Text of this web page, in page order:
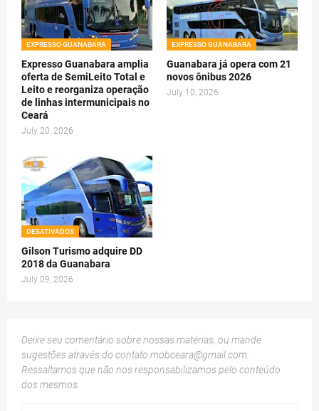
EXPRESSO GUANABARA
Expresso Guanabara amplia
oferta de SemiLeito Total e
Leito e reorganiza operação
de linhas intermunicipais no
Ceará
July 20, 2026
EXPRESSO GUANABARA
Guanabara já opera com 21
novos ônibus 2026
July 10, 2026
DESATIVADOS
Gilson Turismo adquire DD
2018 da Guanabara
July 09, 2026
Deixe seu comentário sobre nossas matérias, ou mande
sugestões através do contato mobceara@gmail.com
Ressaltamos que não nos responsabilizamos pelo conteúdo
dos mesmos.